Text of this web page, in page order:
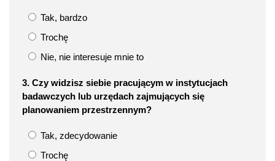
Tak, bardzo
Trochę
Nie, nie interesuje mnie to
3. Czy widzisz siebie pracującym w instytucjach
badawczych lub urzędach zajmujących się
planowaniem przestrzennym?
Tak, zdecydowanie
Trochę